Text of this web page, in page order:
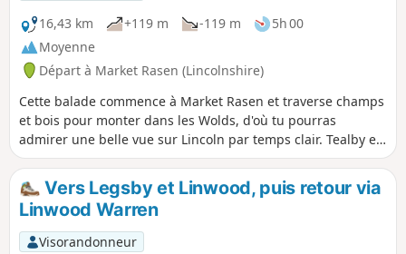
16,43 km
+119 m -119 m
5h 00
Moyenne
Départ à Market Rasen (Lincolnshire)
Cette balade commence à Market Rasen et traverse champs
et bois pour monter dans les Wolds, d'où tu pourras
admirer une belle vue sur Lincoln par temps clair. Tealby est
sans doute l'un des plus jolis villages des Wolds ; c'est un
bon endroit pour faire une pause ou se rafraîchir.
Vers Legsby et Linwood, puis retour via
Linwood Warren
Visorandonneur